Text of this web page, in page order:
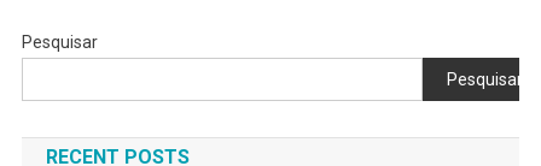
Pesquisar
Pesquisar
RECENT POSTS